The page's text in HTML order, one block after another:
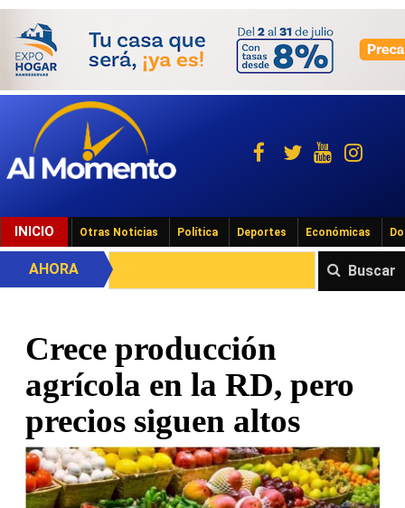
INICIO Otras Noticias Política Deportes Económicas
Buscar
AHORA
Crece producción
agrícola en la RD, pero
precios siguen altos